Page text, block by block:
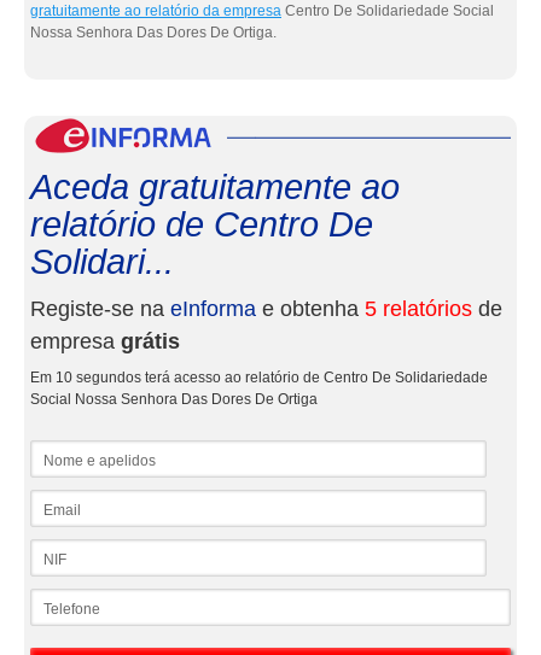
gratuitamente ao relatório da empresa Centro De Solidariedade Social
Nossa Senhora Das Dores De Ortiga.
Aceda gratuitamente ao
relatório de Centro De
Solidari...
Registe-se na eInforma e obtenha 5 relatórios de
empresa grátis
Em 10 segundos terá acesso ao relatório de Centro De Solidariedade
Social Nossa Senhora Das Dores De Ortiga